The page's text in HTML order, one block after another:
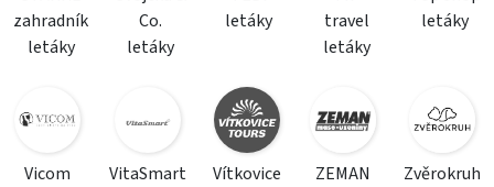
zahradník
letáky
Co.
letáky
letáky
travel
letáky
letáky
Vicom
VitaSmart
Vítkovice
ZEMAN
Zvěrokruh